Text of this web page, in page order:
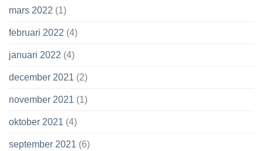
mars 2022 (1)
februari 2022 (4)
januari 2022 (4)
december 2021 (2)
november 2021 (1)
oktober 2021 (4)
september 2021 (6)